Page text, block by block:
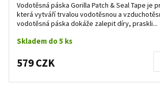
Vodotěsná páska Gorilla Patch & Seal Tape je
která vytváří trvalou vodotěsnou a
vodotěsná páska dokáže zalepit díry, praskli...
Skladem do 5 ks
579 CZK